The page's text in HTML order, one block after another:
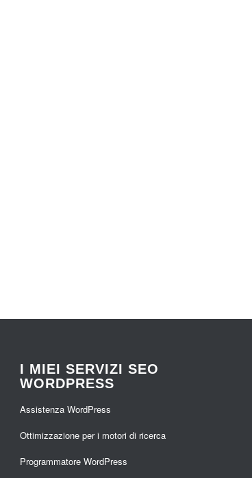
I MIEI SERVIZI SEO
WORDPRESS
Assistenza WordPress
Ottimizzazione per i motori di ricerca
Programmatore WordPress